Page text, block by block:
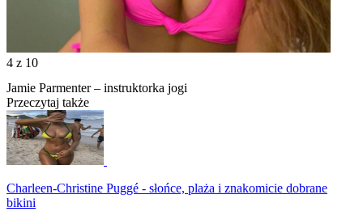
4 z 10
Jamie Parmenter – instruktorka jogi
Przeczytaj także
Charleen-Christine Puggé - słońce, plaża i znakomicie dobrane
bikini